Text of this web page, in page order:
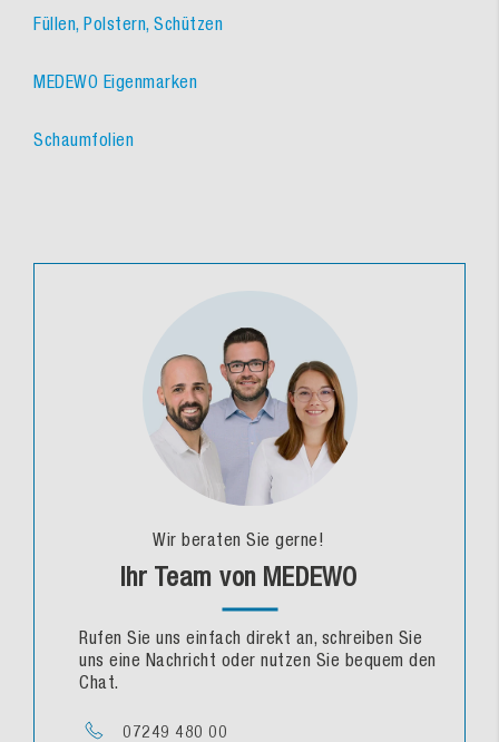
Füllen, Polstern, Schützen
MEDEWO Eigenmarken
Schaumfolien
Wir beraten Sie gerne!
Ihr Team von MEDEWO
Rufen Sie uns einfach direkt an, schreiben Sie
uns eine Nachricht oder nutzen Sie bequem den
Chat.
07249 480 00